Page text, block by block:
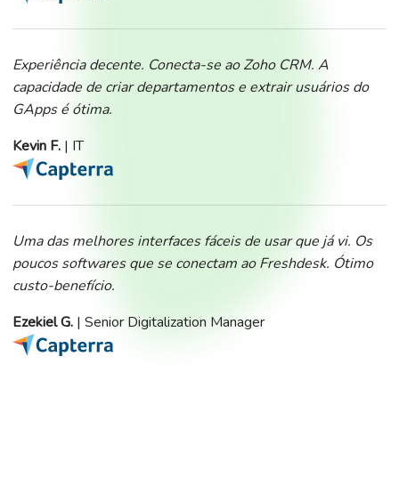
Experiência decente. Conecta-se ao Zoho CRM. A
capacidade de criar departamentos e extrair usuários do
GApps é ótima.
Kevin F. | IT
Uma das melhores interfaces fáceis de usar que já vi. Os
poucos softwares que se conectam ao Freshdesk. Ótimo
custo-benefício.
Ezekiel G. | Senior Digitalization Manager